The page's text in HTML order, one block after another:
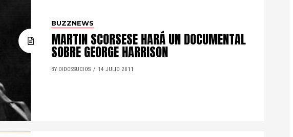
BUZZNEWS
MARTIN SCORSESE HARÁ UN DOCUMENTAL
SOBRE GEORGE HARRISON
BY OIDOSSUCIOS 14 JULIO 2011